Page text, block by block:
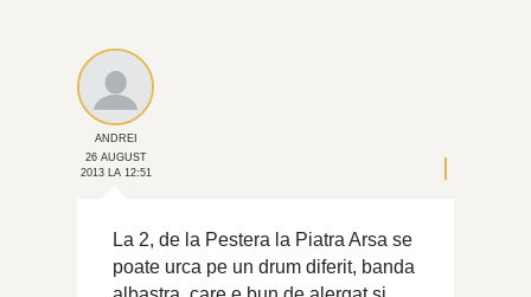
ANDREI
26 AUGUST
2013 LA 12:51
La 2, de la Pestera la Piatra Arsa se
poate urca pe un drum diferit, banda